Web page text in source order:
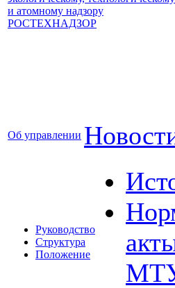
Об управлении
Руководство
Структура
Положение
МТУ